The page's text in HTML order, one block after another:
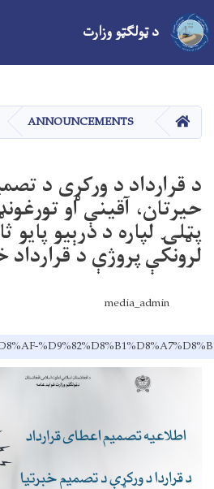
دانګل
د ټولګټو وزارت
کور ANNOUNCEMENTS
د قرارداد د ورکړی د
حيرتان، آقینې او
پټلۍ لپاره د درېيو
لرونکې پروژې د قرارداد
media_admin